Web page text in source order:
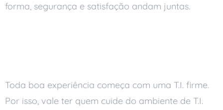
forma, segurança e satisfação andam juntas.
Toda boa experiência começa com uma T.I. firme.
Por isso, vale ter quem cuide do ambiente de T.I.